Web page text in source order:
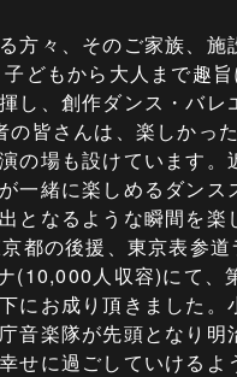
々、そのご家族、施
どもから大人まで趣
し、創作ダンス・バ
皆さんは、楽しかっ
の場も設けています
一緒に楽しめるダン
となるような瞬間を
都の後援、東京表参
人収容)にて、
お成り頂きました。
音楽隊が先頭となり
に過ごしていけるよ